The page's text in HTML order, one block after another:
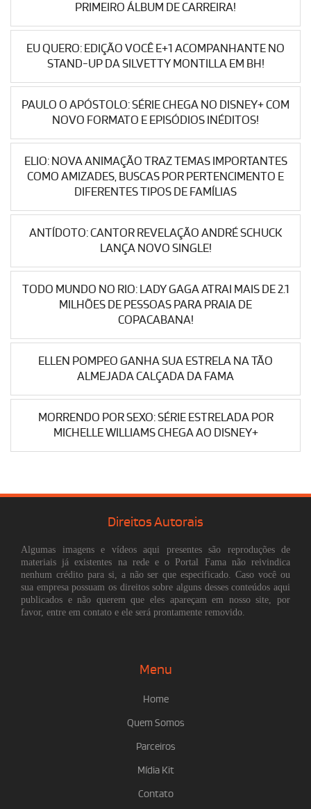
PRIMEIRO ÁLBUM DE CARREIRA!
EU QUERO: EDIÇÃO VOCÊ E+1 ACOMPANHANTE NO
STAND-UP DA SILVETTY MONTILLA EM BH!
PAULO O APÓSTOLO: SÉRIE CHEGA NO DISNEY+ COM
NOVO FORMATO E EPISÓDIOS INÉDITOS!
ELIO: NOVA ANIMAÇÃO TRAZ TEMAS IMPORTANTES
COMO AMIZADES, BUSCAS POR PERTENCIMENTO E
DIFERENTES TIPOS DE FAMÍLIAS
ANTÍDOTO: CANTOR REVELAÇÃO ANDRÉ SCHUCK
LANÇA NOVO SINGLE!
TODO MUNDO NO RIO: LADY GAGA ATRAI MAIS DE 2.1
MILHÕES DE PESSOAS PARA PRAIA DE
COPACABANA!
ELLEN POMPEO GANHA SUA ESTRELA NA TÃO
ALMEJADA CALÇADA DA FAMA
MORRENDO POR SEXO: SÉRIE ESTRELADA POR
MICHELLE WILLIAMS CHEGA AO DISNEY+
Direitos Autorais
Algumas imagens e vídeos aqui presentes são reproduções de
materiais já existentes na rede e o Portal Fama não reivindica
nenhum crédito para si, a não ser que especificado. Caso você ou
sua empresa possuam os direitos sobre alguns desses conteúdos aqui
publicados e não querem que eles apareçam em nosso site, por
favor, entre em contato e ele será prontamente removido.
Menu
Home
Quem Somos
Parceiros
Mídia Kit
Contato